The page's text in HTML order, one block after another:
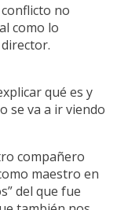
no
como lo
qué es y
se va a ir viendo
compañero
maestro en
del que fue